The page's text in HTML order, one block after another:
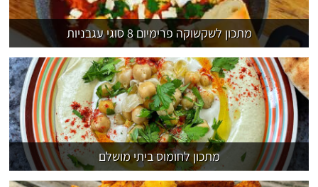
מתכון לשקשוקה פרימיום 8 סוגי עגבניות
מתכון לחומוס ביתי מושלם